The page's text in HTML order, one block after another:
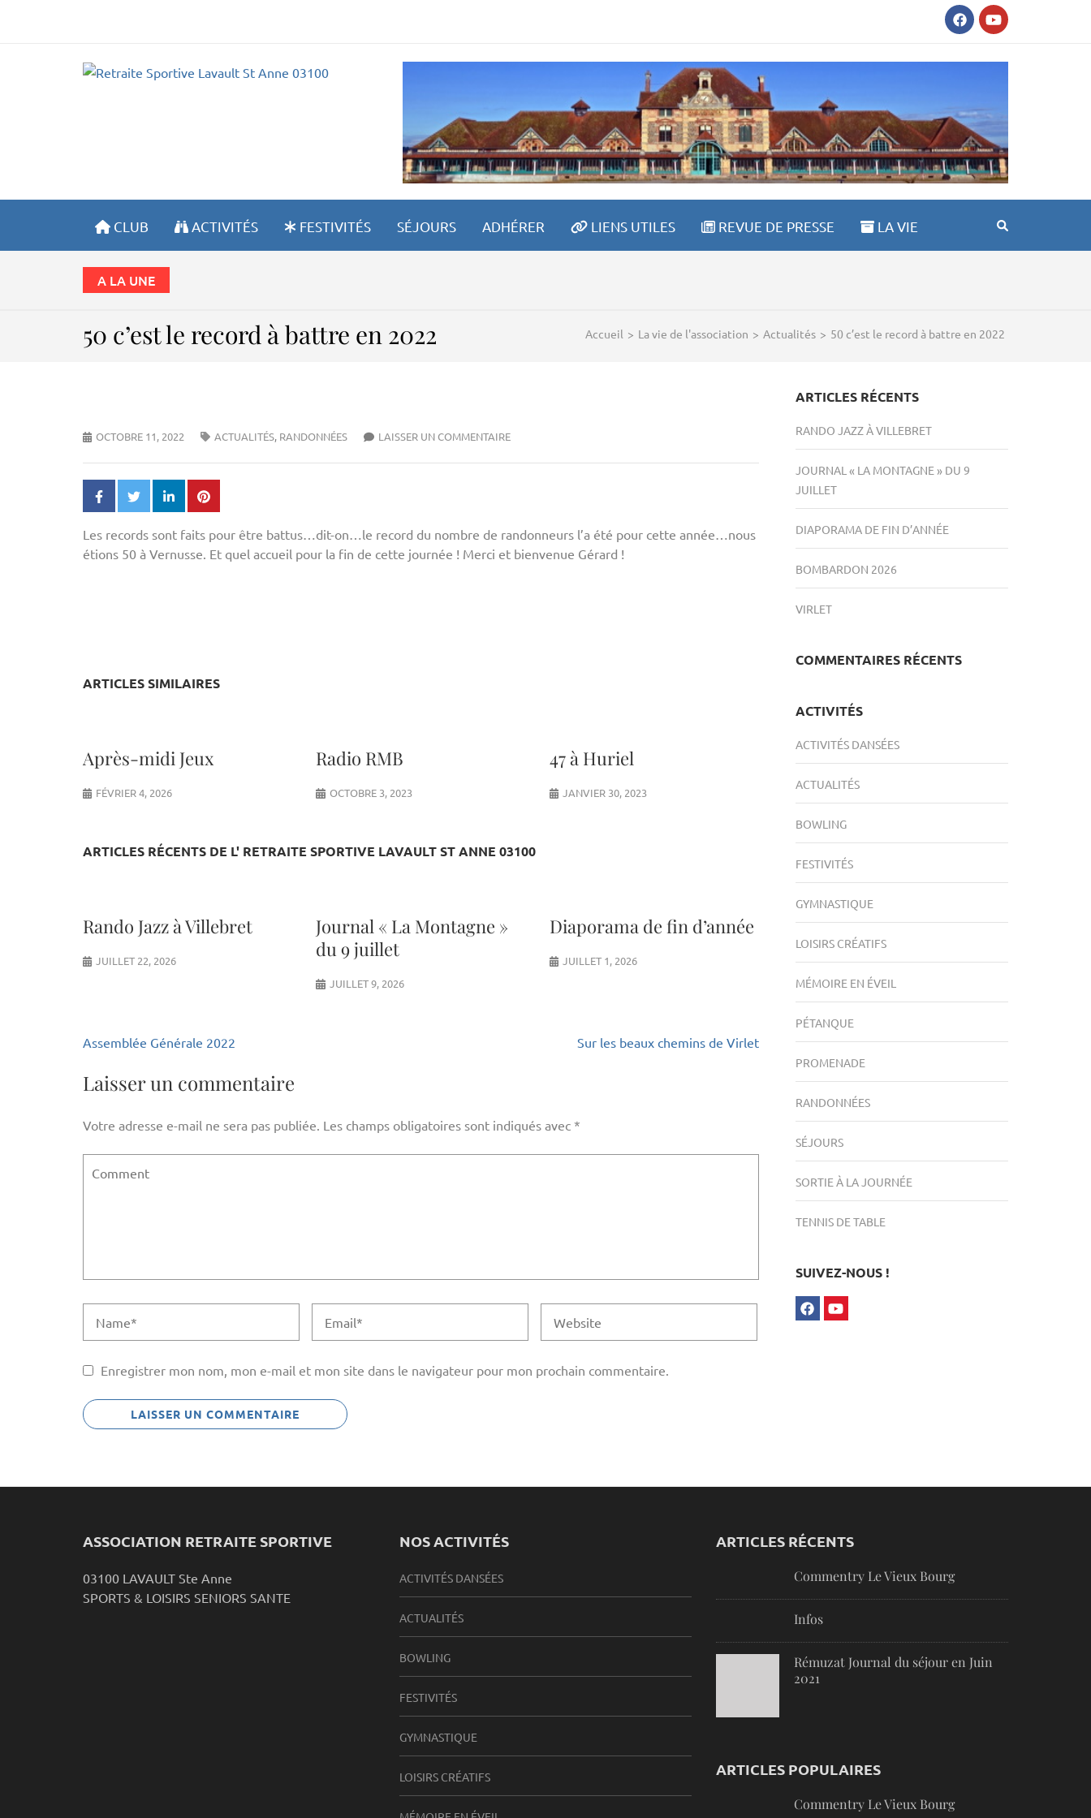
RETRAITE SPORTIVE LAVAULT ST ANNE 03100
CLUB ACTIVITÉS FESTIVITÉS SÉJOURS ADHÉRER LIENS UTILES REVUE DE PRESSE LA VIE
A LA UNE
Accueil > La vie de l'association > Actualités > 50 c’est le record à battre en 2022
50 c’est le record à battre en 2022
OCTOBRE 11, 2022 ACTUALITÉS, RANDONNÉES LAISSER UN COMMENTAIRE
Les records sont faits pour être battus…dit-on…le record du nombre de randonneurs l’a été pour cette année…nous
étions 50 à Vernusse. Et quel accueil pour la fin de cette journée ! Merci et bienvenue Gérard !
ARTICLES SIMILAIRES
Après-midi Jeux
FÉVRIER 4, 2026
Radio RMB
OCTOBRE 3, 2023
47 à Huriel
JANVIER 30, 2023
ARTICLES RÉCENTS DE L' RETRAITE SPORTIVE LAVAULT ST ANNE 03100
Rando Jazz à Villebret
JUILLET 22, 2026
Journal « La Montagne »
du 9 juillet
JUILLET 9, 2026
Diaporama de fin d’année
JUILLET 1, 2026
Navigation
l’article
Assemblée Générale 2022 Sur les beaux chemins de Virlet
Laisser un commentaire
Votre adresse e-mail ne sera pas publiée. Les champs obligatoires sont indiqués avec *
Enregistrer mon nom, mon e-mail et mon site dans le navigateur pour mon prochain commentaire.
ARTICLES RÉCENTS
RANDO JAZZ À VILLEBRET
JOURNAL « LA MONTAGNE » DU 9
JUILLET
DIAPORAMA DE FIN D’ANNÉE
BOMBARDON 2026
VIRLET
COMMENTAIRES RÉCENTS
ACTIVITÉS
ACTIVITÉS DANSÉES
ACTUALITÉS
BOWLING
FESTIVITÉS
GYMNASTIQUE
LOISIRS CRÉATIFS
MÉMOIRE EN ÉVEIL
PÉTANQUE
PROMENADE
RANDONNÉES
SÉJOURS
SORTIE À LA JOURNÉE
TENNIS DE TABLE
SUIVEZ-NOUS !
ASSOCIATION RETRAITE SPORTIVE
03100 LAVAULT Ste Anne
SPORTS & LOISIRS SENIORS SANTE
NOS ACTIVITÉS
ACTIVITÉS DANSÉES
ACTUALITÉS
BOWLING
FESTIVITÉS
GYMNASTIQUE
LOISIRS CRÉATIFS
ARTICLES RÉCENTS
Commentry Le Vieux Bourg
Infos
Rémuzat Journal du séjour en Juin
2021
ARTICLES POPULAIRES
Commentry Le Vieux Bourg